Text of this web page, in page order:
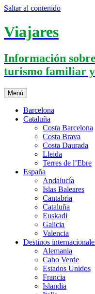
Saltar al contenido
Viajares
Información
turismo familiar y
Menú
Barcelona
Cataluña
Costa Barcelona
Costa Brava
Costa Daurada
Lleida
Terres de l’Ebre
España
Andalucía
Islas Baleares
Cantabria
Cataluña
Euskadi
Galicia
Valencia
Destinos
Alemania
Cabo Verde
Estados Unidos
Francia
Islandia